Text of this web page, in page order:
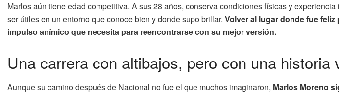
Marlos aún tiene edad competitiva. A sus 28 años, conserva condiciones físicas y
ser útiles en un entorno que conoce bien y donde supo brillar. Volver al lugar donde fue feliz
impulso anímico que necesita para reencontrarse con su mejor versión.
Una carrera con altibajos, pero con una historia
Aunque su camino después de Nacional no fue el que muchos imaginaron, Marlos Moreno